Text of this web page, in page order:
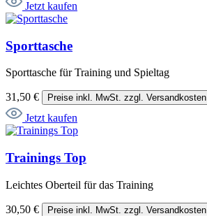
Jetzt kaufen
Sporttasche
Sporttasche für Training und Spieltag
31,50 € Preise inkl. MwSt. zzgl. Versandkosten
Jetzt kaufen
Trainings Top
Leichtes Oberteil für das Training
30,50 € Preise inkl. MwSt. zzgl. Versandkosten